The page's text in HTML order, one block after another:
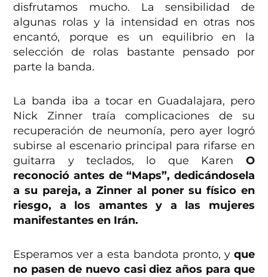
disfrutamos mucho. La sensibilidad de
algunas rolas y la intensidad en otras nos
encantó, porque es un equilibrio en la
selección de rolas bastante pensado por
parte la banda.
La banda iba a tocar en Guadalajara, pero
Nick Zinner traía complicaciones de su
recuperación de neumonía, pero ayer logró
subirse al escenario principal para rifarse en
guitarra y teclados, lo que Karen O
reconoció antes de “Maps”, dedicándosela
a su pareja, a Zinner al poner su físico en
riesgo, a los amantes y a las mujeres
manifestantes en Irán.
Esperamos ver a esta bandota pronto, y que
no pasen de nuevo casi diez años para que